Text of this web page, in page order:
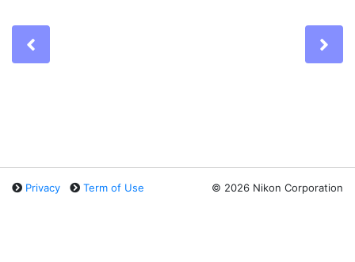
Privacy Term of Use © 2026 Nikon Corporation